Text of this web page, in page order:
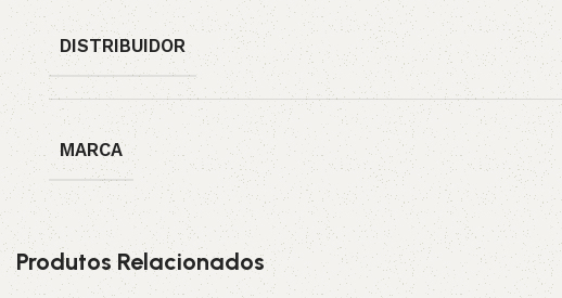
DISTRIBUIDOR
MARCA
Produtos Relacionados